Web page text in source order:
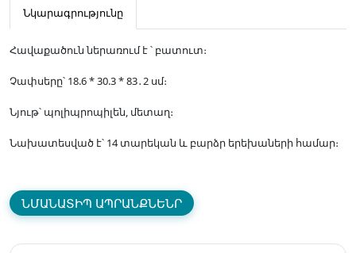
Նկարագրությունը
Հավաքածուն ներառում է ՝ բատուտ։
Չափսերը՝ 18.6 * 30.3 * 83․2 սմ։
Նյութ՝ պոլիպրոպիլեն, մետաղ։
Նախատեսված է՝ 14 տարեկան և բարձր երեխաների համար։
ՆՄԱՆԱՏԻՊ ԱՊՐԱՆՔՆԵՆՐ